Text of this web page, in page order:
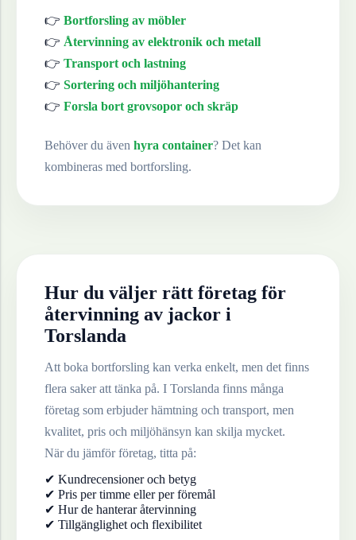
👉 Bortforsling av möbler
👉 Återvinning av elektronik och metall
👉 Transport och lastning
👉 Sortering och miljöhantering
👉 Forsla bort grovsopor och skräp
Behöver du även hyra container? Det kan
kombineras med bortforsling.
Hur du väljer rätt företag för
återvinning av jackor i
Torslanda
Att boka bortforsling kan verka enkelt, men det finns
flera saker att tänka på. I Torslanda finns många
företag som erbjuder hämtning och transport, men
kvalitet, pris och miljöhänsyn kan skilja mycket.
När du jämför företag, titta på:
✔ Kundrecensioner och betyg
✔ Pris per timme eller per föremål
✔ Hur de hanterar återvinning
✔ Tillgänglighet och flexibilitet